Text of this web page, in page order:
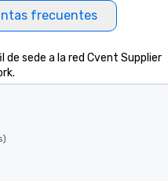
frecuentes
de sede a la red Cvent Supplier